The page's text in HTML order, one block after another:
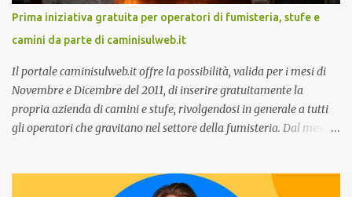
stato dell’arte e i punti di miglioramento, quali i molteplici canali di
comunicazione e quali utilizzare in ottica di miglioramento, le
previsioni da oggi al 2030 su come rispondere alle aspettative del
c...
Prima iniziativa gratuita per operatori di fumisteria, stufe e
camini da parte di caminisulweb.it
Il portale caminisulweb.it offre la possibilità, valida per i mesi di
Novembre e Dicembre del 2011, di inserire gratuitamente la
propria azienda di camini e stufe, rivolgendosi in generale a tutti
gli operatori che gravitano nel settore della fumisteria. Dal mese di
impianti di riscaldamento, stufe e camini, e fumisteria in generale